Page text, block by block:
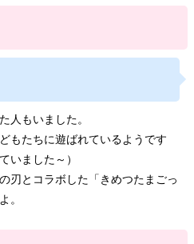
人もいました。
もたちに遊ばれているようです
いました～）
刃とコラボした「きめつたまごっ
。